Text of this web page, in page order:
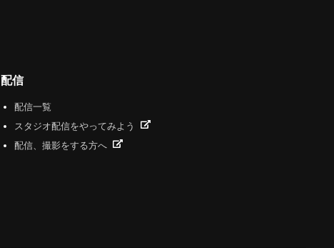
配信
配信一覧
スタジオ配信をやってみよう
配信、撮影をする方へ